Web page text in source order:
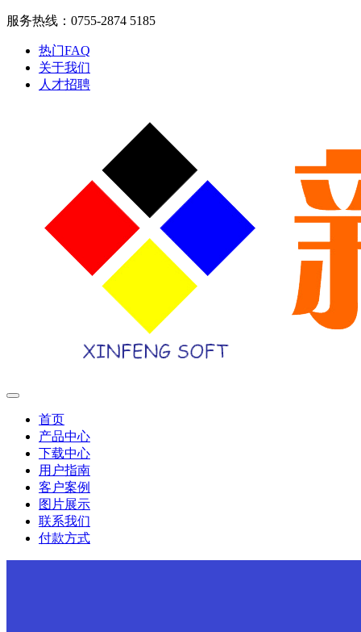
服务热线：0755-2874 5185
热门FAQ
关于我们
人才招聘
首页
产品中心
下载中心
用户指南
客户案例
图片展示
联系我们
付款方式